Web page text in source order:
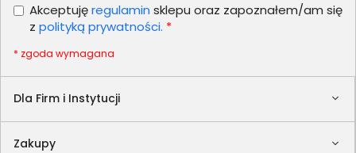
Dla Firm i Instytucji
Zakupy
Akceptujęregulamin sklepu oraz zapoznałem/am się
z polityką prywatności. *
* zgoda wymagana